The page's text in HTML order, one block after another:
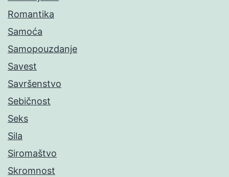
Romantika
Samoća
Samopouzdanje
Savest
Savršenstvo
Sebičnost
Seks
Sila
Siromaštvo
Skromnost